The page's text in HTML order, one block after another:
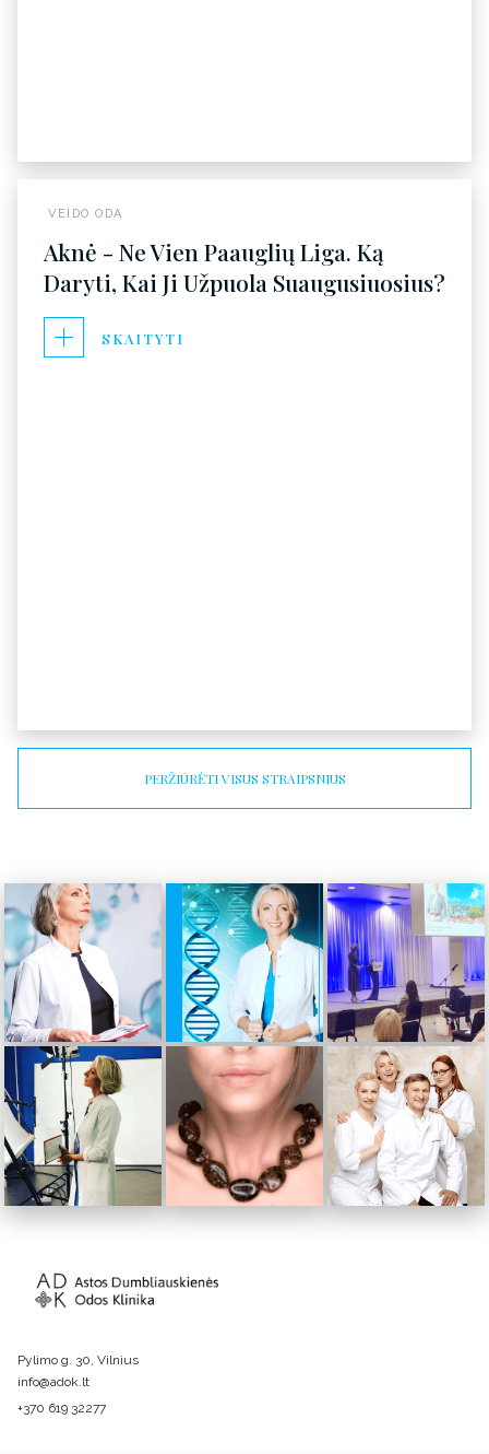
VEIDO ODA
Aknė - Ne Vien Paauglių Liga. Ką
Daryti, Kai Ji Užpuola Suaugusiuosius?
SKAITYTI
PERŽIŪRĖTI VISUS STRAIPSNIUS
Pylimo g. 30, Vilnius
info@adok.lt
+370 619 32277